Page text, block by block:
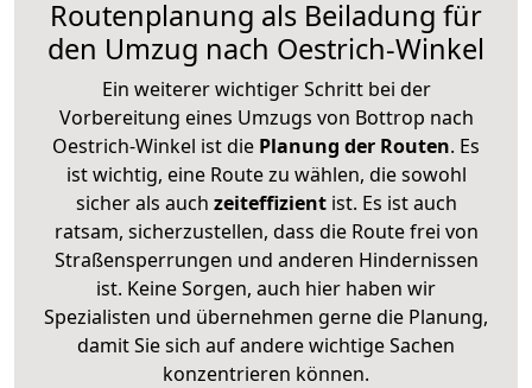
Routenplanung als Beiladung für
den Umzug nach Oestrich-Winkel
Ein weiterer wichtiger Schritt bei der
Vorbereitung eines Umzugs von Bottrop nach
Oestrich-Winkel ist die Planung der Routen. Es
ist wichtig, eine Route zu wählen, die sowohl
sicher als auch zeiteffizientist. Es ist auch
ratsam, sicherzustellen, dass die Route frei von
Straßensperrungen und anderen Hindernissen
ist. Keine Sorgen, auch hier haben wir
Spezialisten und übernehmen gerne die Planung,
damit Sie sich auf andere wichtige Sachen
konzentrieren können.